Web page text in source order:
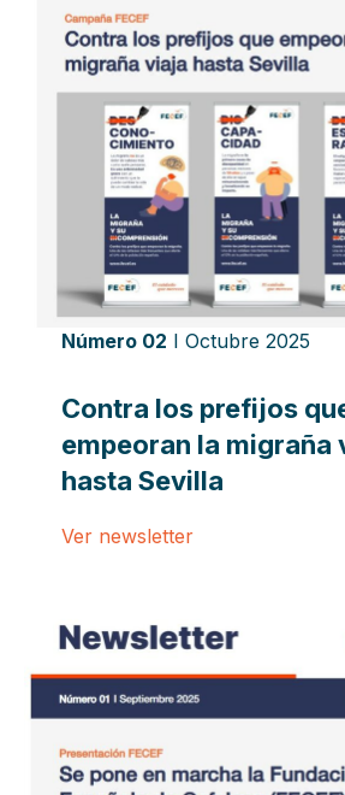
Número 02 I Octubre 2025
Contra los prefijos
empeoran la migraña
hasta Sevilla
Ver newsletter